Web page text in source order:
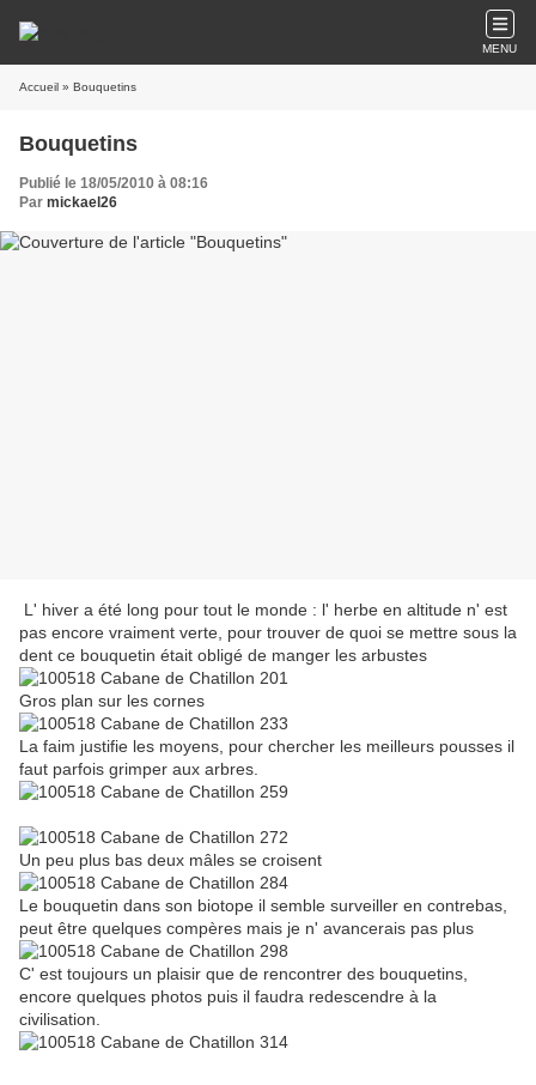
MENU
Accueil » Bouquetins
Bouquetins
Publié le 18/05/2010 à 08:16
Par mickael26
L' hiver a été long pour tout le monde : l' herbe en altitude n' est
pas encore vraiment verte, pour trouver de quoi se mettre sous la
dent ce bouquetin était obligé de manger les arbustes
Gros plan sur les cornes
La faim justifie les moyens, pour chercher les meilleurs pousses il
faut parfois grimper aux arbres.
Un peu plus bas deux mâles se croisent
Le bouquetin dans son biotope il semble surveiller en contrebas,
peut être quelques compères mais je n' avancerais pas plus
C' est toujours un plaisir que de rencontrer des bouquetins,
encore quelques photos puis il faudra redescendre à la
civilisation.